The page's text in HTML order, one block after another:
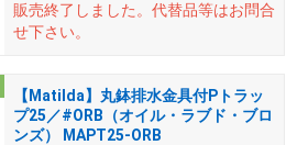
販売終了しました。 代替品等はお問合
せ下さい。
【Matilda】丸鉢排水金具付Pトラッ
プ25／#ORB（オイル・ラブド・ブロ
ンズ） MAPT25-ORB